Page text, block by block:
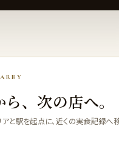
、次の店へ。
と駅を起点に、近くの実食記録へ